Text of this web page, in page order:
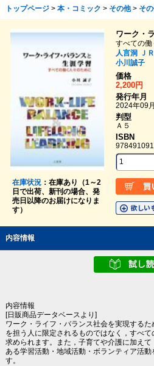
トップページ> 本・コミック > その他> そ
在庫状況：在庫あり（1～2
日で出荷、新刊の場合、発
売日以降のお届けになりま
す）
ワーク・
すべての
人言洞
Ｊ
小川誠子
価格
2,200円
発行年月
2024年09月
判型
Ａ５
ISBN
内容情報
内容情報
[日販商品データベースより]
ワーク・ライフ・バランス社会を実現する
を担う人に限定されるものではなく，すべ
求められます。また，子育てや介護に加え
ある学習活動・地域活動・ボランティア活
す。